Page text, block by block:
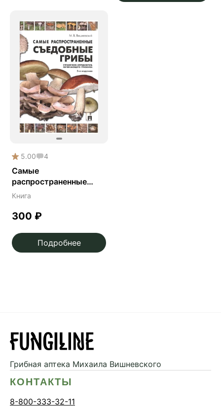
5.00 4
Самые
распространенные
съедобные грибы:
определитель
Книга
300 ₽
Подробнее
Грибная аптека Михаила Вишневского
КОНТАКТЫ
8-800-333-32-11